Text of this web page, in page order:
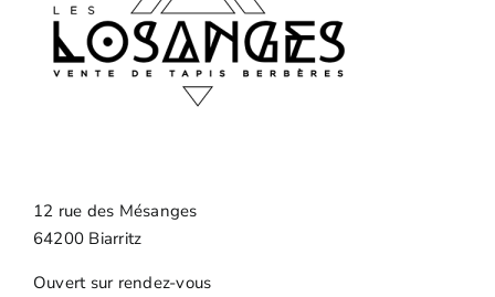
12 rue des Mésanges
64200 Biarritz
Ouvert sur rendez-vous